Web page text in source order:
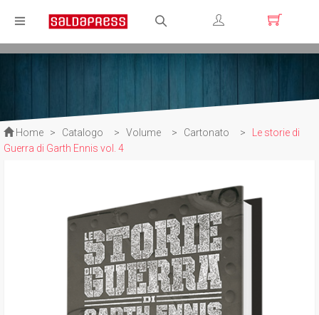
Registrati
Home > Catalogo > Volume > Cartonato >
Le storie di
Guerra di Garth Ennis vol. 4